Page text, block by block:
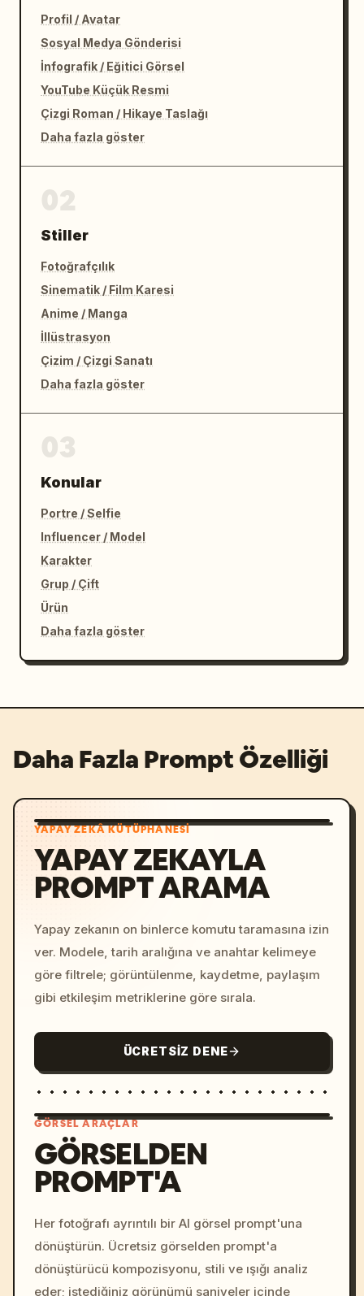
Profil / Avatar
Sosyal Medya Gönderisi
İnfografik / Eğitici Görsel
YouTube Küçük Resmi
Çizgi Roman / Hikaye Taslağı
Daha fazla göster
Stiller
Fotoğrafçılık
Sinematik / Film Karesi
Anime / Manga
İllüstrasyon
Çizim / Çizgi Sanatı
Daha fazla göster
Konular
Portre / Selfie
Influencer / Model
Karakter
Grup / Çift
Ürün
Daha fazla göster
Daha Fazla Prompt Özelliği
YAPAY ZEKÂ KÜTÜPHANESI
YAPAY ZEKAYLA
PROMPT ARAMA
Yapay zekanın on binlerce komutu taramasına izin
ver. Modele, tarih aralığına ve anahtar kelimeye
göre filtrele; görüntülenme, kaydetme, paylaşım
gibi etkileşim metriklerine göre sırala.
ÜCRETSIZ DENE
colors, 8k --v 6.0
GÖRSEL ARAÇLAR
GÖRSELDEN
PROMPT'A
Her fotoğrafı ayrıntılı bir AI görsel prompt'una
dönüştürün. Ücretsiz görselden prompt'a
dönüştürücü kompozisyonu, stili ve ışığı analiz
eder; istediğiniz görünümü saniyeler içinde